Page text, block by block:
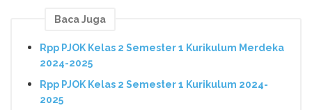
Baca Juga
Rpp PJOK Kelas 2 Semester 1 Kurikulum Merdeka
2024-2025
Rpp PJOK Kelas 2 Semester 1 Kurikulum 2024-
2025